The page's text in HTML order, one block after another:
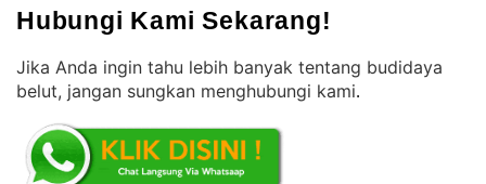
Hubungi Kami Sekarang!
Jika Anda ingin tahu lebih banyak tentang budidaya
belut, jangan sungkan menghubungi kami.